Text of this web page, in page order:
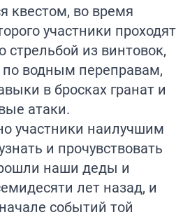
квестом, во время
участники проходят
стрельбой из винтовок,
водным переправам,
в бросках гранат и
атаки.
участники наилучшим
и прочувствовать
наши деды и
лет назад, и
событий той